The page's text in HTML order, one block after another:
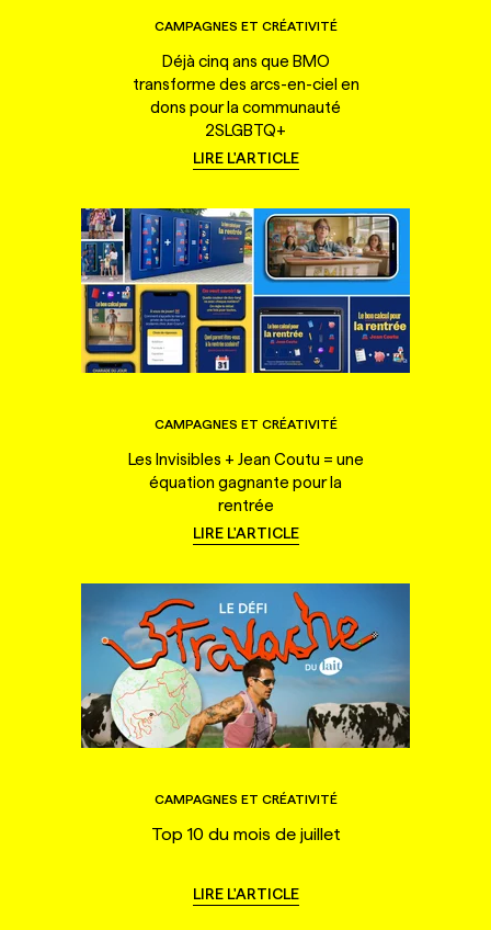
CAMPAGNES ET CRÉATIVITÉ
Déjà cinq ans que BMO
transforme des arcs-en-ciel en
dons pour la communauté
2SLGBTQ+
LIRE L'ARTICLE
CAMPAGNES ET CRÉATIVITÉ
Les Invisibles + Jean Coutu = une
équation gagnante pour la
rentrée
LIRE L'ARTICLE
CAMPAGNES ET CRÉATIVITÉ
Top 10 du mois de juillet
LIRE L'ARTICLE